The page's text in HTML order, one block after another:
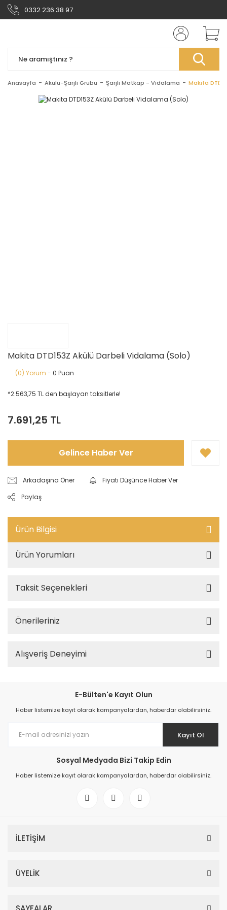
0332 236 38 97
Anasayfa Akülü-Şarjlı Grubu Şarjlı Matkap - Vidalama Makita
Makita DTD153Z Akülü Darbeli Vidalama (Solo)
(0) Yorum - 0 Puan
*2.563,75 TL den başlayan taksitlerle!
7.691,25 TL
Gelince Haber Ver
Arkadaşına Öner
Fiyatı Düşünce Haber Ver
Paylaş
Ürün Bilgisi
Ürün Yorumları
Taksit Seçenekleri
Önerileriniz
Alışveriş Deneyimi
E-Bülten'e Kayıt Olun
Haber listemize kayıt olarak kampanyalardan, haberdar olabilirsiniz.
Kayıt Ol
Sosyal Medyada Bizi Takip Edin
Haber listemize kayıt olarak kampanyalardan, haberdar olabilirsiniz.
İLETİŞİM
ÜYELİK